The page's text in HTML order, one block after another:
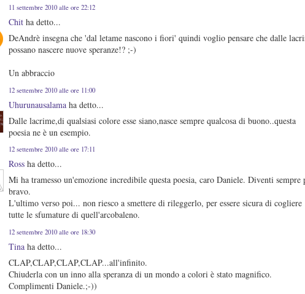
11 settembre 2010 alle ore 22:12
Chit ha detto...
DeAndrè insegna che 'dal letame nascono i fiori' quindi voglio pensare che dalle
possano nascere nuove speranze!? ;-)
Un abbraccio
12 settembre 2010 alle ore 11:00
Uhurunausalama ha detto...
Dalle lacrime,di qualsiasi colore esse siano,nasce sempre qualcosa di buono..questa
poesia ne è un esempio.
12 settembre 2010 alle ore 17:11
Ross ha detto...
Mi ha tramesso un'emozione incredibile questa poesia, caro Daniele. Diventi sempre
bravo.
L'ultimo verso poi... non riesco a smettere di rileggerlo, per essere sicura di cogliere
tutte le sfumature di quell'arcobaleno.
12 settembre 2010 alle ore 18:30
Tina ha detto...
CLAP,CLAP,CLAP,CLAP...all'infinito.
Chiuderla con un inno alla speranza di un mondo a colori è stato magnifico.
Complimenti Daniele.;-))